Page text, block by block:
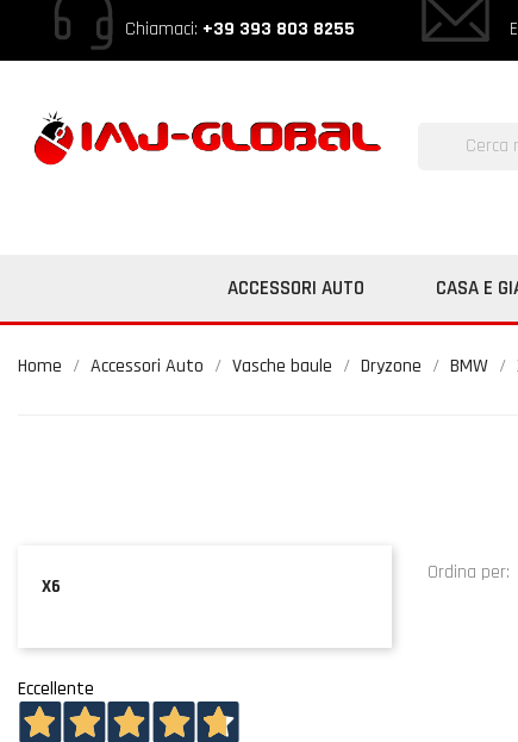
Chiamaci: +39 393 803 8255
ACCESSORI AUTO CASA E
Home Accessori Auto Vasche baule Dryzone BMW
X6
Eccellente
Ordina per: